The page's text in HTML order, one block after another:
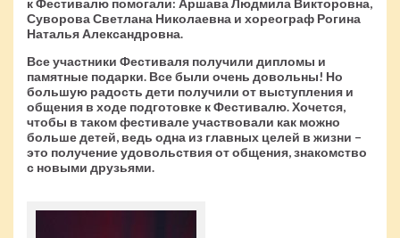
Суворова Светлана Николаевна и хореограф Рогина
Наталья Александровна.
Все участники Фестиваля получили дипломы и
памятные подарки. Все были очень довольны! Но
большую радость дети получили от выступления и
общения в ходе подготовке к Фестивалю. Хочется,
чтобы в таком фестивале участвовали как можно
больше детей, ведь одна из главных целей в жизни –
это получение удовольствия от общения, знакомство
с новыми друзьями.